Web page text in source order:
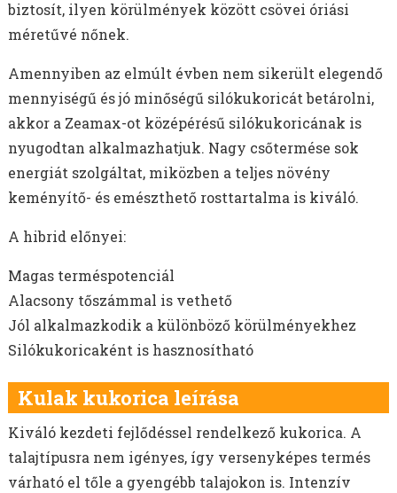
biztosít, ilyen körülmények között csövei óriási
méretűvé nőnek.
Amennyiben az elmúlt évben nem sikerült elegendő
mennyiségű és jó minőségű silókukoricát betárolni,
akkor a Zeamax-ot középérésű silókukoricának is
nyugodtan alkalmazhatjuk. Nagy csőtermése sok
energiát szolgáltat, miközben a teljes növény
keményítő- és emészthető rosttartalma is kiváló.
A hibrid előnyei:
Magas terméspotenciál
Alacsony tőszámmal is vethető
Jól alkalmazkodik a különböző körülményekhez
Silókukoricaként is hasznosítható
Kulak kukorica leírása
Kiváló kezdeti fejlődéssel rendelkező kukorica. A
talajtípusra nem igényes, így versenyképes termés
várható el tőle a gyengébb talajokon is. Intenzív